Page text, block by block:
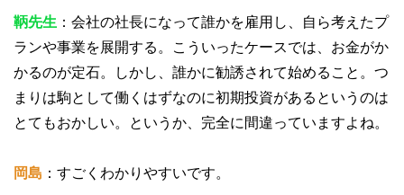
鞆先生 ：会社の社長になって誰かを雇用し、自ら考えたプ
ランや事業を展開する。こういったケースでは、お金がか
かるのが定石。しかし、誰かに勧誘されて始めること。つ
まりは駒として働くはずなのに初期投資があるというのは
とてもおかしい。というか、完全に間違っていますよね。
岡島 ：すごくわかりやすいです。